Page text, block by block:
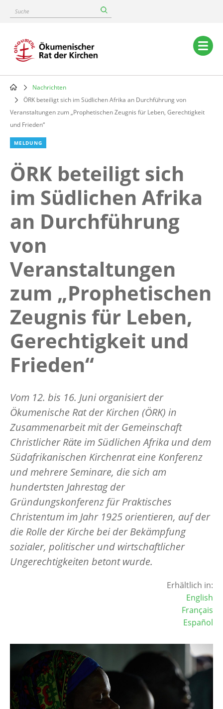
content
Suche
Main
navigation
Breadcrumb
Nachrichten
ÖRK beteiligt sich im Südlichen Afrika an Durchführung von
Veranstaltungen zum „Prophetischen Zeugnis für Leben, Gerechtigkeit
und Frieden“
MELDUNG
ÖRK beteiligt sich
im Südlichen Afrika
an Durchführung
von
Veranstaltungen
zum „Prophetischen
Zeugnis für Leben,
Gerechtigkeit und
Frieden“
Vom 12. bis 16. Juni organisiert der
Ökumenische Rat der Kirchen (ÖRK) in
Zusammenarbeit mit der Gemeinschaft
Christlicher Räte im Südlichen Afrika und dem
Südafrikanischen Kirchenrat eine Konferenz
und mehrere Seminare, die sich am
hundertsten Jahrestag der
Gründungskonferenz für Praktisches
Christentum im Jahr 1925 orientieren, auf der
die Rolle der Kirche bei der Bekämpfung
sozialer, politischer und wirtschaftlicher
Ungerechtigkeiten betont wurde.
Erhältlich in:
English
Français
Español